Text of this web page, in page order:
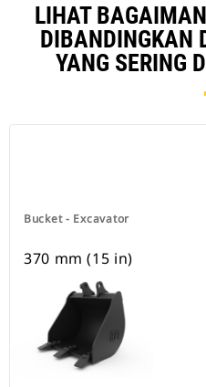
LIHAT
DIBANDINGKAN
YANG SERING
Bucket - Excavator
370 mm (15 in)